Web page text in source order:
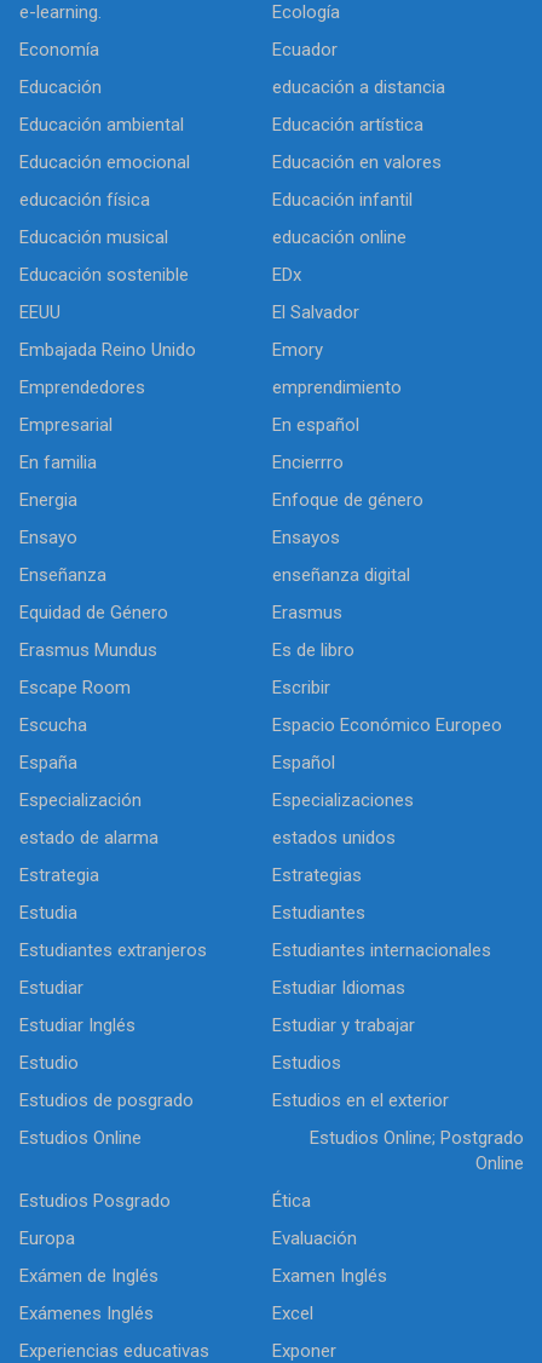
e-learning.
Ecología
Economía
Ecuador
Educación
educación a distancia
Educación ambiental
Educación artística
Educación emocional
Educación en valores
educación física
Educación infantil
Educación musical
educación online
Educación sostenible
EDx
EEUU
El Salvador
Embajada Reino Unido
Emory
Emprendedores
emprendimiento
Empresarial
En español
En familia
Encierrro
Energia
Enfoque de género
Ensayo
Ensayos
Enseñanza
enseñanza digital
Equidad de Género
Erasmus
Erasmus Mundus
Es de libro
Escape Room
Escribir
Escucha
Espacio Económico Europeo
España
Español
Especialización
Especializaciones
estado de alarma
estados unidos
Estrategia
Estrategias
Estudia
Estudiantes
Estudiantes extranjeros
Estudiantes internacionales
Estudiar
Estudiar Idiomas
Estudiar Inglés
Estudiar y trabajar
Estudio
Estudios
Estudios de posgrado
Estudios en el exterior
Estudios Online
Estudios Online; Postgrado
Online
Estudios Posgrado
Ética
Europa
Evaluación
Exámen de Inglés
Examen Inglés
Exámenes Inglés
Excel
Experiencias educativas
Exponer